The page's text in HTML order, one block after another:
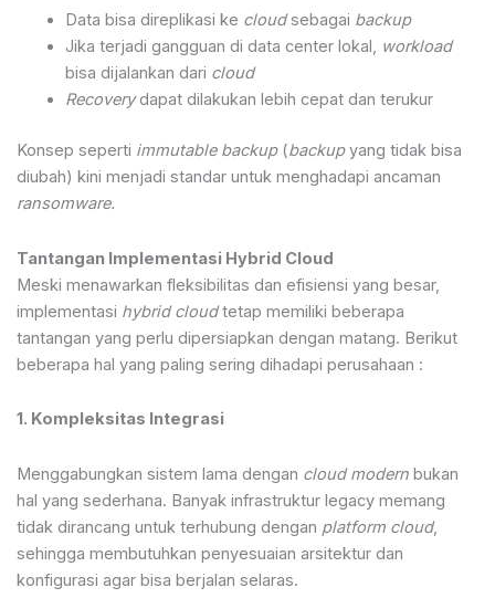
Data bisa direplikasi ke cloudsebagai backup
Jika terjadi gangguan di data center lokal, workload
bisa dijalankan dari cloud
Recoverydapat dilakukan lebih cepat dan terukur
Konsep seperti immutable backup(backupyang tidak bisa
diubah) kini menjadi standar untuk menghadapi ancaman
ransomware.
Tantangan Implementasi Hybrid Cloud
Meski menawarkan fleksibilitas dan efisiensi yang besar,
implementasi hybrid cloudtetap memiliki beberapa
tantangan yang perlu dipersiapkan dengan matang. Berikut
beberapa hal yang paling sering dihadapi perusahaan :
1. Kompleksitas Integrasi
Menggabungkan sistem lama dengan cloud modern bukan
hal yang sederhana. Banyak infrastruktur legacy memang
tidak dirancang untuk terhubung dengan platform cloud,
sehingga membutuhkan penyesuaian arsitektur dan
konfigurasi agar bisa berjalan selaras.